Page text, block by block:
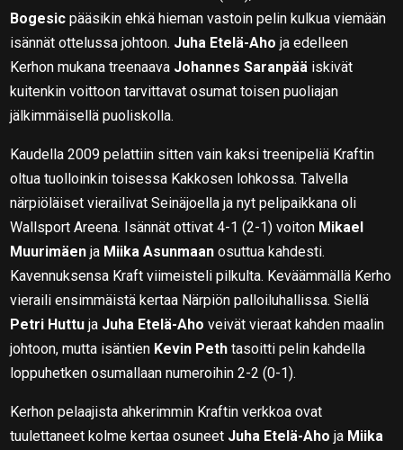
Bogesic pääsikin ehkä hieman vastoin pelin kulkua viemään
isännät ottelussa johtoon. Juha Etelä-Aho ja edelleen
Kerhon mukana treenaava Johannes Saranpää iskivät
kuitenkin voittoon tarvittavat osumat toisen puoliajan
jälkimmäisellä puoliskolla.
Kaudella 2009 pelattiin sitten vain kaksi treenipeliä Kraftin
oltua tuolloinkin toisessa Kakkosen lohkossa. Talvella
närpiöläiset vierailivat Seinäjoella ja nyt pelipaikkana oli
Wallsport Areena. Isännät ottivat 4-1 (2-1) voiton Mikael
Muurimäen ja Miika Asunmaan osuttua kahdesti.
Kavennuksensa Kraft viimeisteli pilkulta. Keväämmällä Kerho
vieraili ensimmäistä kertaa Närpiön palloiluhallissa. Siellä
Petri Huttu ja Juha Etelä-Aho veivät vieraat kahden maalin
johtoon, mutta isäntien Kevin Peth tasoitti pelin kahdella
loppuhetken osumallaan numeroihin 2-2 (0-1).
Kerhon pelaajista ahkerimmin Kraftin verkkoa ovat
tuulettaneet kolme kertaa osuneet Juha Etelä-Aho ja Miika